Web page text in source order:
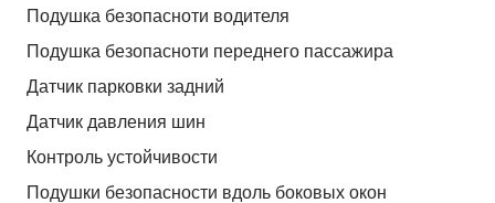
Подушка безопасноти водителя
Подушка безопасноти переднего пассажира
Датчик парковки задний
Датчик давления шин
Контроль устойчивости
Подушки безопасности вдоль боковых окон